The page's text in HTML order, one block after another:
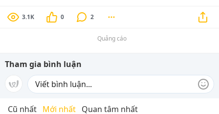
3.1K 0 2
Quảng cáo
Tham gia bình luận
Cũ nhất Mới nhất Quan tâm nhất